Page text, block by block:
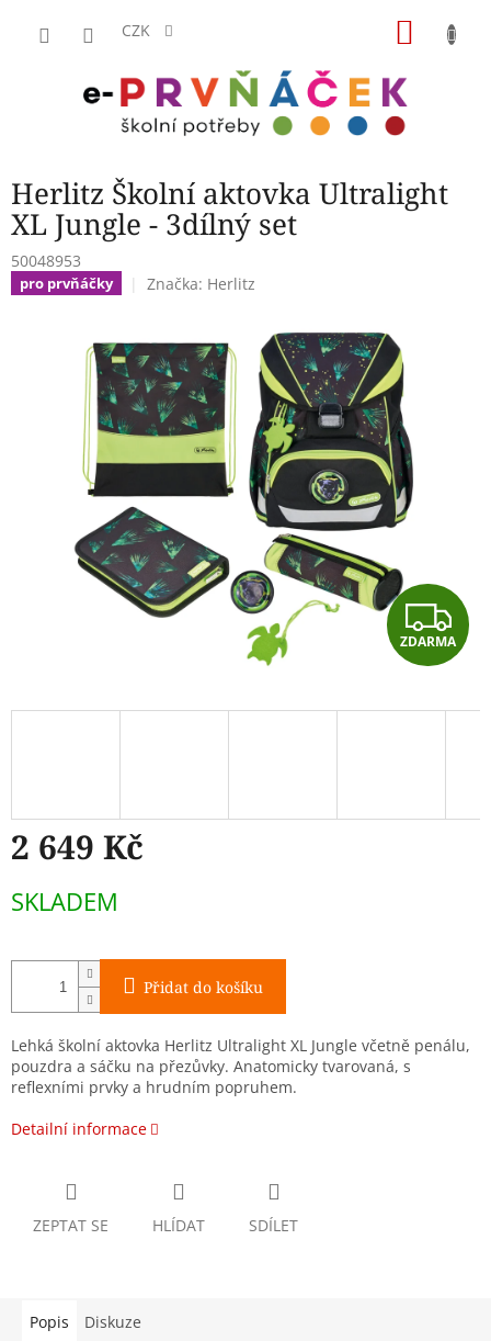
CZK
Herlitz Školní aktovka Ultralight
XL Jungle - 3dílný set
50048953
pro prvňáčky Značka: Herlitz
Z
D
A
ZDARMA
2 649 Kč
cena:
SKLADEM
Přidat do košíku
Lehká školní aktovka Herlitz Ultralight XL Jungle včetně penálu,
pouzdra a sáčku na přezůvky. Anatomicky tvarovaná, s
reflexními prvky a hrudním popruhem.
Detailní informace
ZEPTAT SE HLÍDAT SDÍLET
Popis Diskuze